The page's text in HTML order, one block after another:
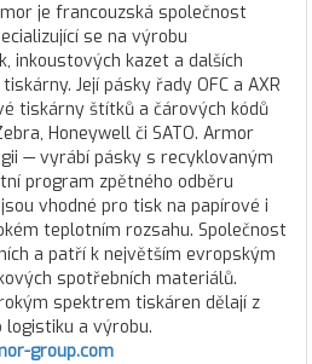
je francouzská společnost
se na výrobu
inkoustových kazet a dalších
Její pásky řady OFC a AXR
tiskárny štítků a čárových kódů
Honeywell či SATO. Armor
— vyrábí pásky s recyklovaným
program zpětného odběru
vhodné pro tisk na papírové i
teplotním rozsahu. Společnost
a patří k největším evropským
spotřebních materiálů.
spektrem tiskáren dělají z
logistiku a výrobu.
group.com